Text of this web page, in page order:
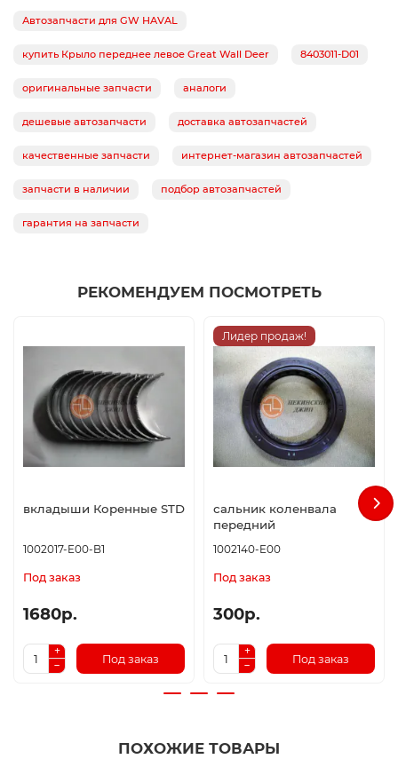
Автозапчасти для GW HAVAL
купить Крыло переднее левое Great Wall Deer 8403011-D01
оригинальные запчасти аналоги
дешевые автозапчасти доставка автозапчастей
качественные запчасти интернет-магазин автозапчастей
запчасти в наличии подбор автозапчастей
гарантия на запчасти
РЕКОМЕНДУЕМ ПОСМОТРЕТЬ
вкладыши Коренные STD
1002017-E00-B1
Под заказ
1680р.
Под заказ
Лидер продаж!
сальник коленвала
передний
1002140-E00
Под заказ
300р.
Под заказ
ПОХОЖИЕ ТОВАРЫ